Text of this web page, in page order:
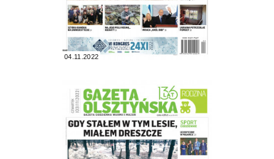
04.11.2022